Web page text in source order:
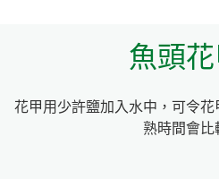
家樂牌雞湯粒
魚頭
花甲用少許鹽加入水中，可令
熟時間會比